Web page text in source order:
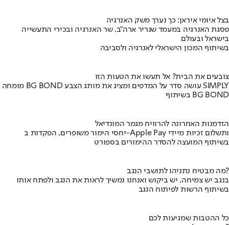
בצל איומי איראן: כך נערך משק האנרגיה
פסגת האנרגיה במעמד שגריר ארה"ב, שר האנרגיה ובכירי התעשייה
בישראל ובעולם
בשיתוף המכון הישראלי לאנרגיה ולסביבה
צובעים את הבית? אל תעשו את הטעות הזו
מומחה BG BOND עושה סדר על המדפים ומציג את מותג הצבע SIMPLY
בשיתוף BG BOND
הזדמנות האחרונה להרוויח מגמר המונדיאל
יחסי הימור משופרים, הפקדות ב-Apple Pay ותשלום זכיות מיידי
בשיתוף המועצה להסדר ההימורים בספורט
מה מבטיח נתניהו לתושבי הנגב?
בנגב יש צמיחה, יש ביקוש ואנחנו נמשיך לראות את הנגב ולפתח אותו
בשיתוף הרשות לפיתוח הנגב
כל ההטבות שמגיעות לכם